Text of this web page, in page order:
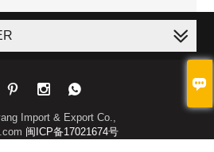

  
Import & Export Co.,
闽ICP备17021674号